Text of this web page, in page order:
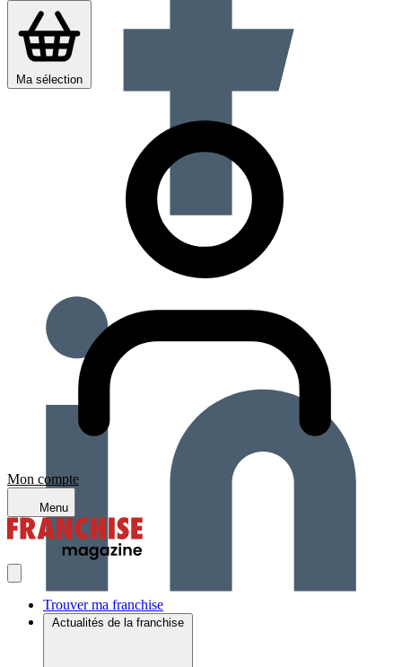
Ma sélection
Mon compte
Menu
Trouver ma franchise
Actualités de la franchise